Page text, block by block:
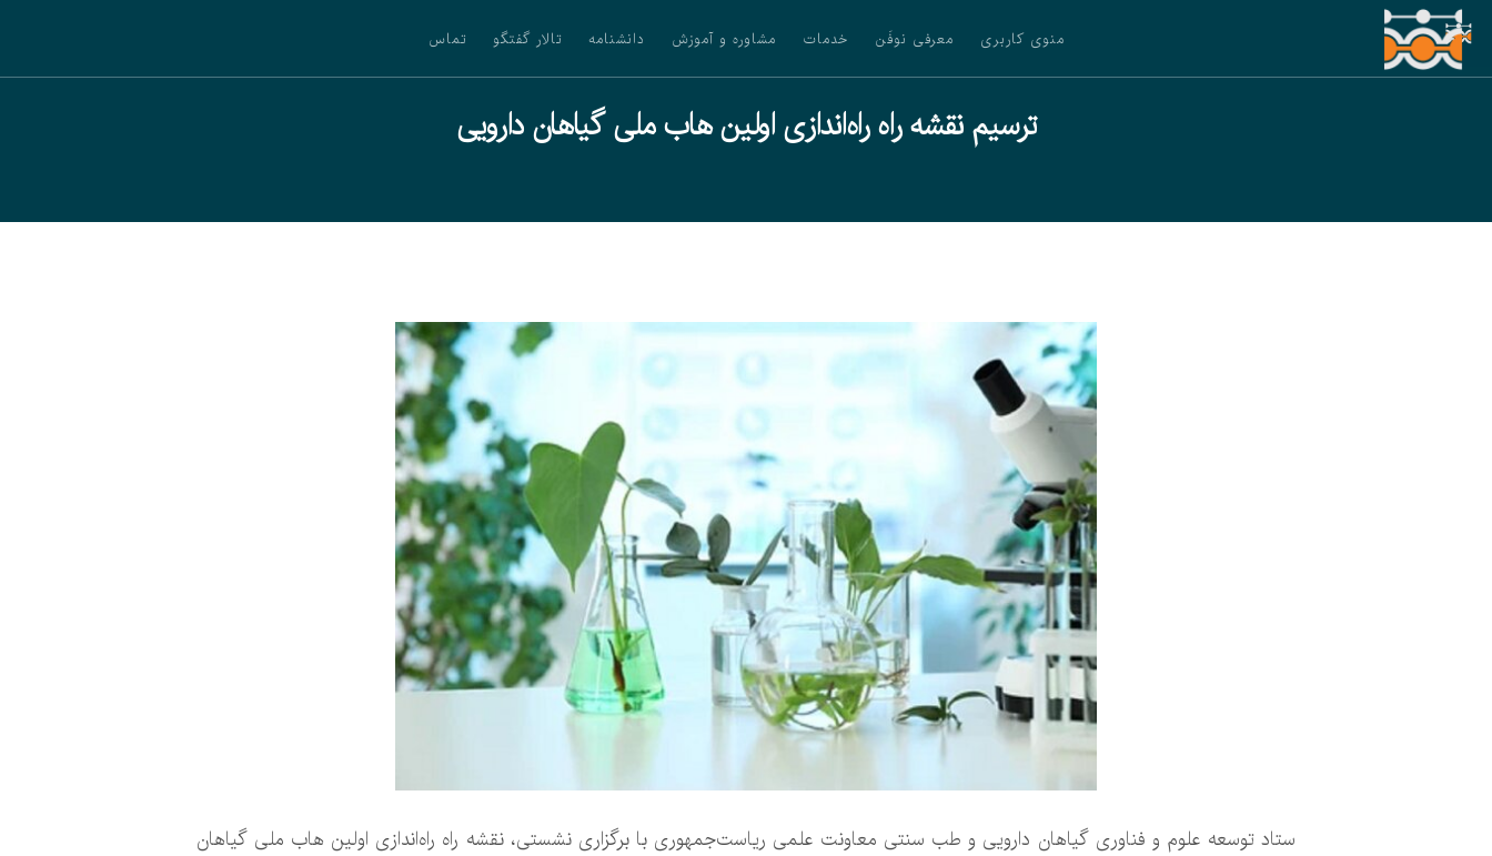
منوی کاربری معرفی نوفَن خدمات مشاوره و آموزش دانشنامه تالار گفتگو تماس
ترسیم نقشه راه راه‌اندازی اولین هاب ملی گیاهان دارویی
ستاد توسعه علوم و فناوری گیاهان دارویی و طب سنتی معاونت علمی ریاست‌جمهوری با برگزاری نشستی، نقشه راه راه‌اندازی اولین هاب ملی گیاهان